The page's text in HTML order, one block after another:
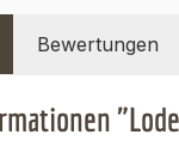
Bewertungen